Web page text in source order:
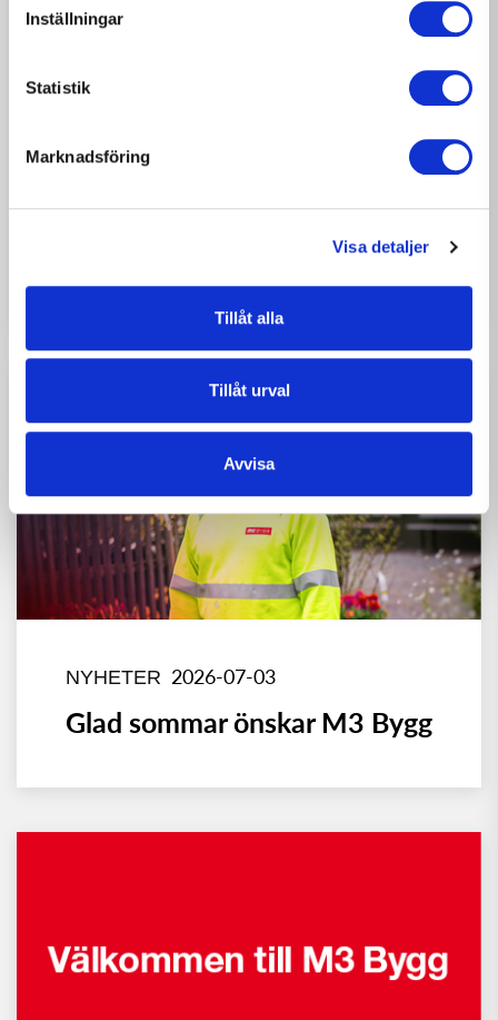
Inställningar
Statistik
Marknadsföring
Visa detaljer
Tillåt alla
Tillåt urval
Avvisa
snickaren som hittat tillbaka
NYHETER 2026-07-03
Glad sommar önskar M3 Bygg